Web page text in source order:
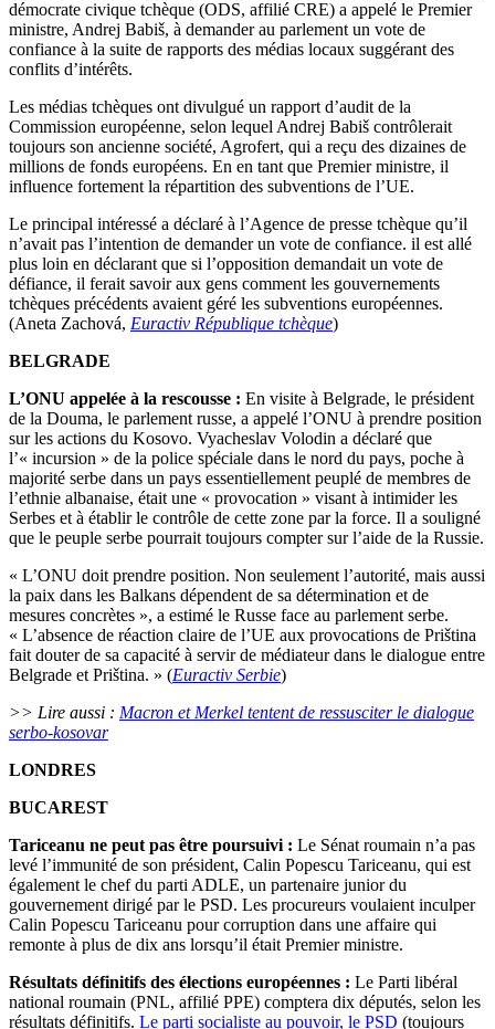
démocrate civique tchèque (ODS, affilié CRE) a appelé le Premier
ministre, Andrej Babiš, à demander au parlement un vote de
confiance à la suite de rapports des médias locaux suggérant des
conflits d’intérêts.
Les médias tchèques ont divulgué un rapport d’audit de la
Commission européenne, selon lequel Andrej Babiš contrôlerait
toujours son ancienne société, Agrofert, qui a reçu des dizaines de
millions de fonds européens. En en tant que Premier ministre, il
influence fortement la répartition des subventions de l’UE.
Le principal intéressé a déclaré à l’Agence de presse tchèque qu’il
n’avait pas l’intention de demander un vote de confiance. il est allé
plus loin en déclarant que si l’opposition demandait un vote de
défiance, il ferait savoir aux gens comment les gouvernements
tchèques précédents avaient géré les subventions européennes.
(Aneta Zachová, Euractiv République tchèque)
BELGRADE
L’ONU appelée à la rescousse : En visite à Belgrade, le président
de la Douma, le parlement russe, a appelé l’ONU à prendre position
sur les actions du Kosovo. Vyacheslav Volodin a déclaré que
l’« incursion » de la police spéciale dans le nord du pays, poche à
majorité serbe dans un pays essentiellement peuplé de membres de
l’ethnie albanaise, était une « provocation » visant à intimider les
Serbes et à établir le contrôle de cette zone par la force. Il a souligné
que le peuple serbe pourrait toujours compter sur l’aide de la Russie.
« L’ONU doit prendre position. Non seulement l’autorité, mais aussi
la paix dans les Balkans dépendent de sa détermination et de
mesures concrètes », a estimé le Russe face au parlement serbe.
« L’absence de réaction claire de l’UE aux provocations de Priština
fait douter de sa capacité à servir de médiateur dans le dialogue entre
Belgrade et Priština. » (Euractiv Serbie)
>> Lire aussi : Macron et Merkel tentent de ressusciter le dialogue
serbo-kosovar
LONDRES
BUCAREST
Tariceanu ne peut pas être poursuivi : Le Sénat roumain n’a pas
levé l’immunité de son président, Calin Popescu Tariceanu, qui est
également le chef du parti ADLE, un partenaire junior du
gouvernement dirigé par le PSD. Les procureurs voulaient inculper
Calin Popescu Tariceanu pour corruption dans une affaire qui
remonte à plus de dix ans lorsqu’il était Premier ministre.
Résultats définitifs des élections européennes : Le Parti libéral
national roumain (PNL, affilié PPE) comptera dix députés, selon les
résultats définitifs. Le parti socialiste au pouvoir, le PSD (toujours